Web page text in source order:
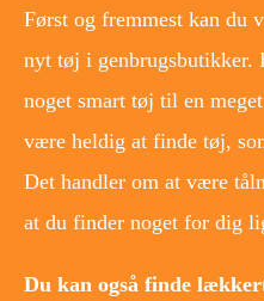
Først og fremmest kan du
nyt tøj i genbrugsbutikker.
noget smart tøj til en
være heldig at finde tøj,
Det handler om at være
at du finder noget for dig
Du kan også finde